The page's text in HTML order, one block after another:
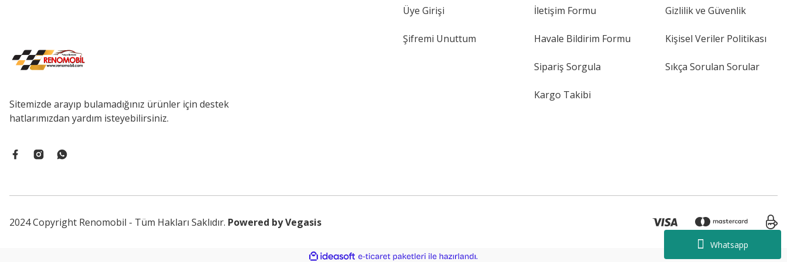
Whatsapp
Sitemizde arayıp bulamadığınız ürünler için destek
hatlarımızdan yardım isteyebilirsiniz.
Üye Girişi
Şifremi Unuttum
İletişim Formu
Havale Bildirim Formu
Sipariş Sorgula
Kargo Takibi
Gizlilik ve Güvenlik
Kişisel Veriler Politikası
Sıkça Sorulan Sorular
2024 Copyright Renomobil - Tüm Hakları Saklıdır. Powered by Vegasis
ideasoft e-